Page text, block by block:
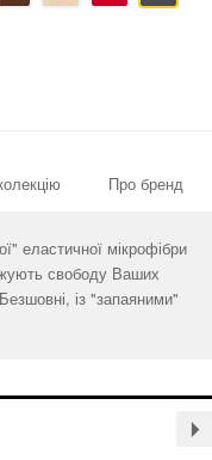
Про бренд
еластичної мікрофібри
свободу Ваших
із "запаяними"